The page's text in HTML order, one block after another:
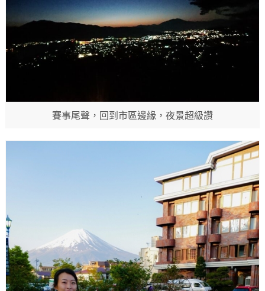
賽事尾聲，回到市區邊緣，夜景超級讚